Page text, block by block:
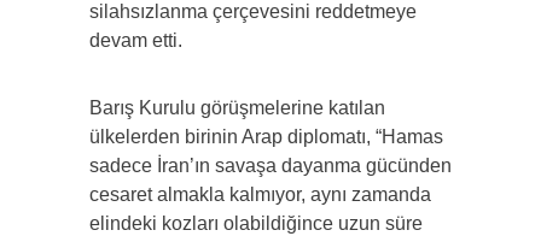
silahsızlanma çerçevesini reddetmeye
devam etti.
Barış Kurulu görüşmelerine katılan
ülkelerden birinin Arap diplomatı, “Hamas
sadece İran’ın savaşa dayanma gücünden
cesaret almakla kalmıyor, aynı zamanda
elindeki kozları olabildiğince uzun süre